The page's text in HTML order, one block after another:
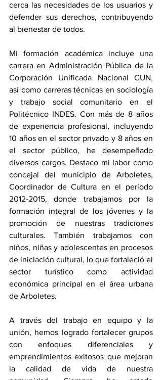
cerca las necesidades de los usuarios y
defender sus derechos, contribuyendo
al bienestar de todos.
Mi formación académica incluye una
carrera en Administración Pública de la
Corporación Unificada Nacional CUN,
así como carreras técnicas en sociología
y trabajo social comunitario en el
Politécnico INDES. Con más de 8 años
de experiencia profesional, incluyendo
10 años en el sector privado y 8 años en
el sector público, he desempeñado
diversos cargos. Destaco mi labor como
concejal del municipio de Arboletes,
Coordinador de Cultura en el período
2012-2015, donde trabajamos por la
formación integral de los jóvenes y la
promoción de nuestras tradiciones
culturales. También trabajamos con
niños, niñas y adolescentes en procesos
de iniciación cultural, lo que fortaleció el
sector turístico como actividad
económica principal en el área urbana
de Arboletes.
A través del trabajo en equipo y la
unión, hemos logrado fortalecer grupos
con enfoques diferenciales y
emprendimientos exitosos que mejoran
la calidad de vida de nuestra